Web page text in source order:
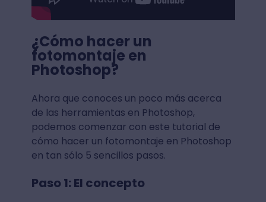
¿Cómo hacer un
fotomontaje en
Photoshop?
Ahora que conoces un poco más acerca
de las herramientas en Photoshop,
podemos comenzar con este tutorial de
cómo hacer un fotomontaje en Photoshop
en tan sólo 5 sencillos pasos.
Paso 1: El concepto